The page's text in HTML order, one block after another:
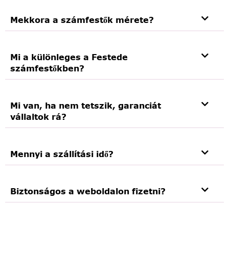
Mekkora a számfestők mérete?
Mi a különleges a Festede
számfestőkben?
Mi van, ha nem tetszik, garanciát
vállaltok rá?
Mennyi a szállítási idő?
Biztonságos a weboldalon fizetni?